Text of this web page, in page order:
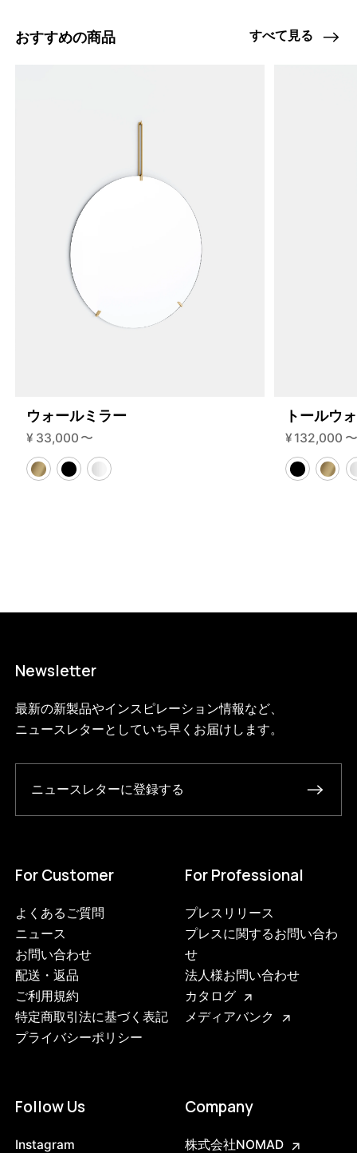
46592034210024 ブラック
/products/shelving-system-s-
200-3-a?variant=46592034210024
S.200.3.A.BL.BL0
おすすめの商品 すべて見る
ウォールミラー
¥ 33,000 〜
トールウ
¥ 132,000 〜
Newsletter
最新の新製品やインスピレーション情報など、
ニュースレターとしていち早くお届けします。
ニュースレターに登録する
For Customer
よくあるご質問
ニュース
お問い合わせ
配送・返品
ご利用規約
特定商取引法に基づく表記
プライバシーポリシー
For Professional
プレスリリース
プレスに関するお問い合わ
せ
法人様お問い合わせ
カタログ
メディアバンク
Follow Us
Instagram
Company
株式会社NOMAD